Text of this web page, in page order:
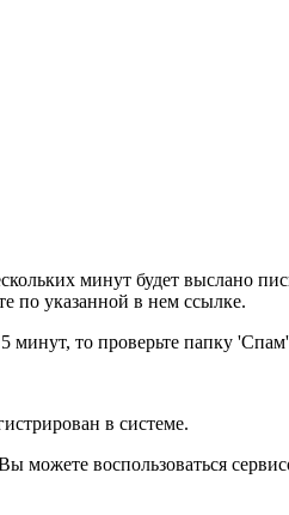
минут будет выслано
по указанной в нем ссылке.
минут, то проверьте папку
в системе.
можете воспользоваться